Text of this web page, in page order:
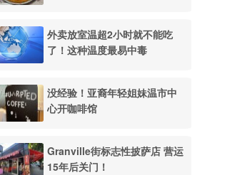
外卖放室温超2小时就不能吃
了！这种温度最易中毒
没经验！亚裔年轻姐妹温市中
心开咖啡馆
Granville街标志性披萨店 营运
15年后关门！